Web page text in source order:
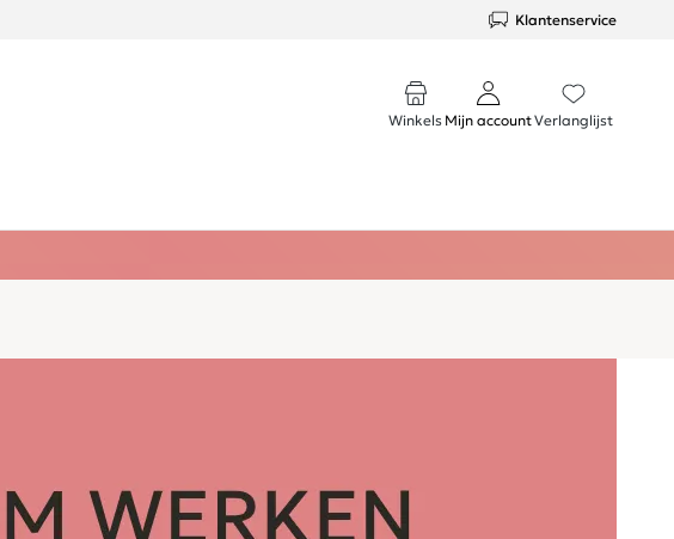
Klantenservice
Winkels Mijn accountVerlanglijst